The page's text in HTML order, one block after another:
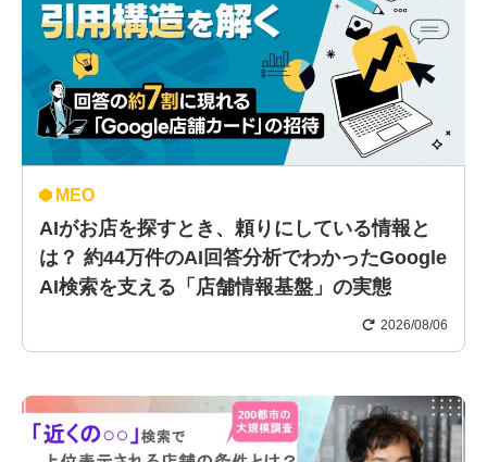
MEO
AIがお店を探すとき、頼りにしている情報と
は？ 約44万件のAI回答分析でわかったGoogle
AI検索を支える「店舗情報基盤」の実態
2026/08/06